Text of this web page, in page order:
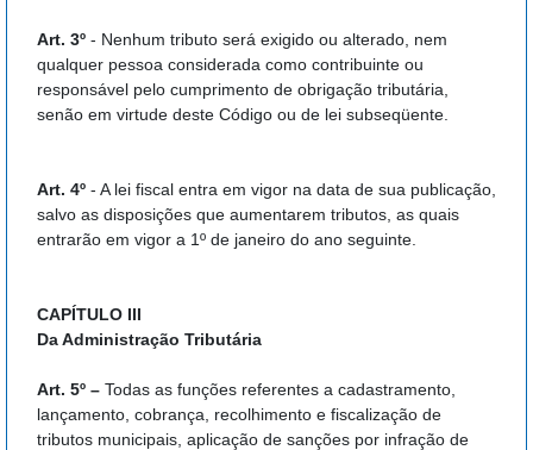
Art. 3º - Nenhum tributo será exigido ou alterado, nem
qualquer pessoa considerada como contribuinte ou
responsável pelo cumprimento de obrigação tributária,
senão em virtude deste Código ou de lei subseqüente.
Art. 4º - A lei fiscal entra em vigor na data de sua publicação,
salvo as disposições que aumentarem tributos, as quais
entrarão em vigor a 1º de janeiro do ano seguinte.
CAPÍTULO III
Da Administração Tributária
Art. 5º – Todas as funções referentes a cadastramento,
lançamento, cobrança, recolhimento e fiscalização de
tributos municipais, aplicação de sanções por infração de